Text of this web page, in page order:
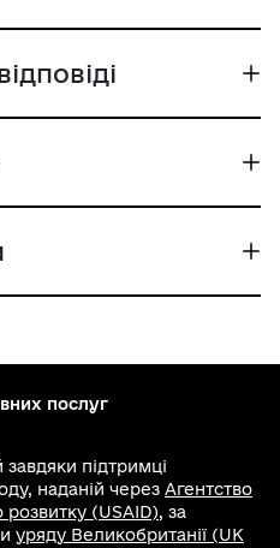
послуг
підтримці
наданій через Агентство
(USAID), за
уряду Великобританії (UK